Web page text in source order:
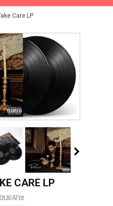
Care LP
CARE LP
відгук